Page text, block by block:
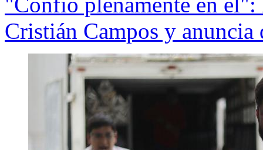
Cristián Campos y anuncia